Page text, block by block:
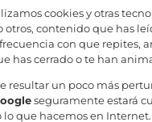
cookies y otras
contenido que has
con que repites,
has cerrado o te han
resultar un poco más
seguramente estará
que hacemos en